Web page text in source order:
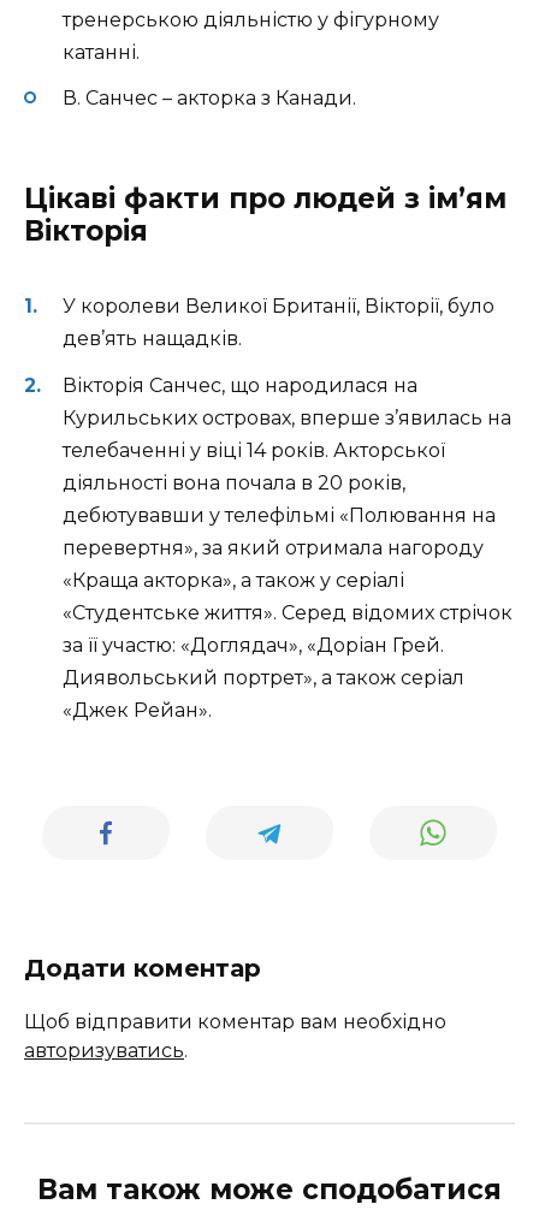
тренерською діяльністю у фігурному
катанні.
В. Санчес – акторка з Канади.
Цікаві факти про людей з ім’ям
Вікторія
У королеви Великої Британії, Вікторії, було
дев’ять нащадків.
Вікторія Санчес, що народилася на
Курильських островах, вперше з’явилась на
телебаченні у віці 14 років. Акторської
діяльності вона почала в 20 років,
дебютувавши у телефільмі «Полювання на
перевертня», за який отримала нагороду
«Краща акторка», а також у серіалі
«Студентське життя». Серед відомих стрічок
за її участю: «Доглядач», «Доріан Грей.
Диявольський портрет», а також серіал
«Джек Рейан».
Додати коментар
Щоб відправити коментар вам необхідно
авторизуватись.
Вам також може сподобатися